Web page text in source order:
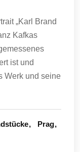
„Karl Brand
Kafkas
ist und
Werk und seine
Prag